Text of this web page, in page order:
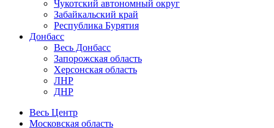
Чукотский автономный округ
Забайкальский край
Республика Бурятия
Донбасс
Весь Донбасс
Запорожская область
Херсонская область
ЛНР
ДНР
Весь Центр
Московская область